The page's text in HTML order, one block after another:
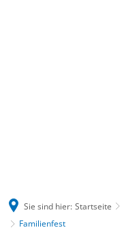
Sie sind hier: Startseite
Familienfest